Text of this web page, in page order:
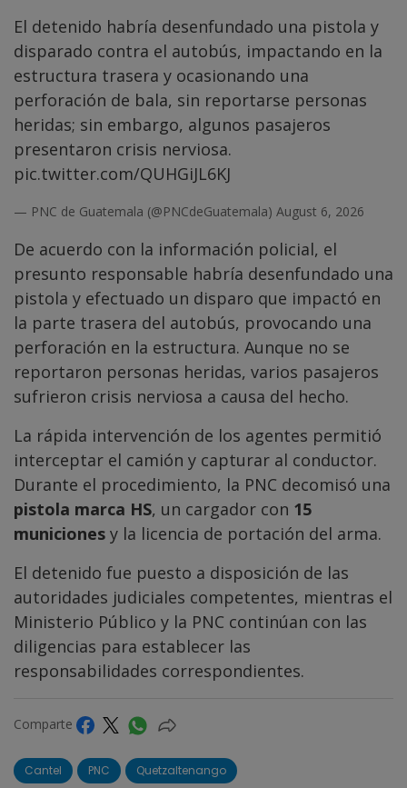
El detenido habría desenfundado una pistola y
disparado contra el autobús, impactando en la
estructura trasera y ocasionando una
perforación de bala, sin reportarse personas
heridas; sin embargo, algunos pasajeros
presentaron crisis nerviosa.
pic.twitter.com/QUHGiJL6KJ
— PNC de Guatemala (@PNCdeGuatemala) August 6, 2026
De acuerdo con la información policial, el
presunto responsable habría desenfundado una
pistola y efectuado un disparo que impactó en
la parte trasera del autobús, provocando una
perforación en la estructura. Aunque no se
reportaron personas heridas, varios pasajeros
sufrieron crisis nerviosa a causa del hecho.
La rápida intervención de los agentes permitió
interceptar el camión y capturar al conductor.
Durante el procedimiento, la PNC decomisó una
pistola marca HS, un cargador con 15
municiones y la licencia de portación del arma.
El detenido fue puesto a disposición de las
autoridades judiciales competentes, mientras el
Ministerio Público y la PNC continúan con las
diligencias para establecer las
responsabilidades correspondientes.
Comparte
Cantel PNC Quetzaltenango